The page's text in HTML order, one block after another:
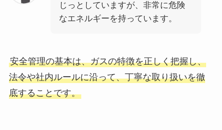
じっとしていますが、非常に危険
なエネルギーを持っています。
安全管理の基本は、ガスの特徴を正しく把握し、
法令や社内ルールに沿って、丁寧な取り扱いを徹
底することです。